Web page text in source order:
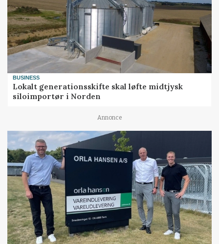
BUSINESS
Lokalt generationsskifte skal løfte midtjysk
siloimportør i Norden
Annonce